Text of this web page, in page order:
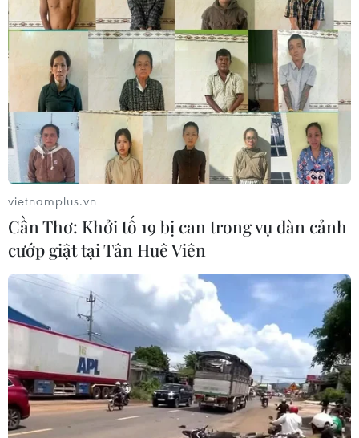
vietnamplus.vn
Cần Thơ: Khởi tố 19 bị can trong vụ dàn cảnh
cướp giật tại Tân Huê Viên